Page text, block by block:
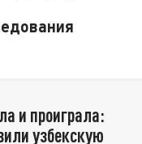
и проиграла:
узбекскую